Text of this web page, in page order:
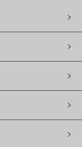
し含む